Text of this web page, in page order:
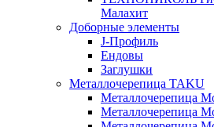
Малахит
Доборные элементы
J-Профиль
Ендовы
Заглушки
Металлочерепица TAKU
Металлочерепица
Металлочерепица